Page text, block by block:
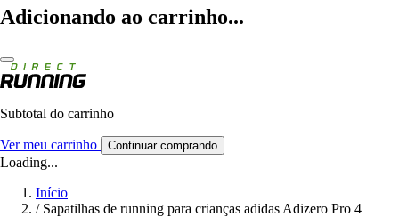
Adicionando ao carrinho...
Subtotal do carrinho
Ver meu carrinho Continuar comprando
Loading...
Início
/ Sapatilhas de running para crianças adidas Adizero Pro 4